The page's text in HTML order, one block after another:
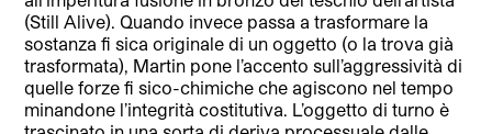
(Still Alive). Quando invece passa a trasformare la
sostanza fi sica originale di un oggetto (o la trova già
trasformata), Martin pone l’accento sull’aggressività di
quelle forze fi sico-chimiche che agiscono nel tempo
minandone l’integrità costitutiva. L’oggetto di turno è